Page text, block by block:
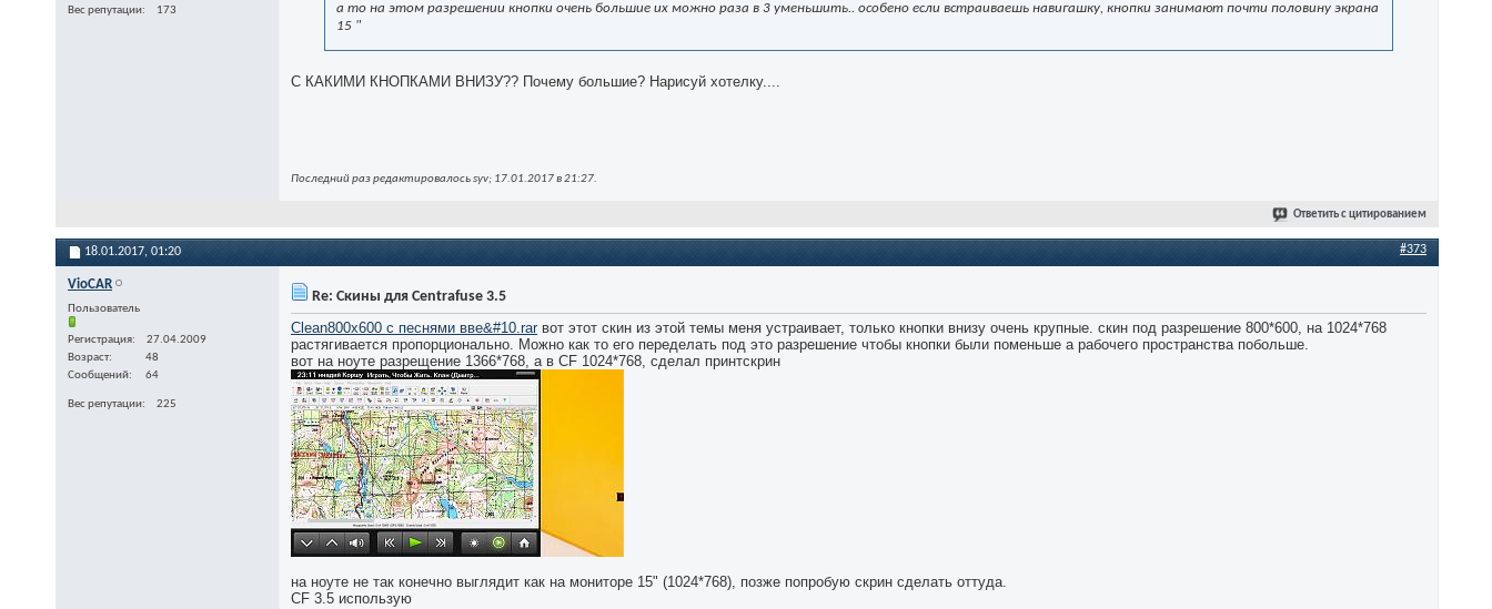
Вес репутации 173
а то на этом разрешении кнопки очень большие их можно раза в 3 уменьшить.. особено если встраиваешь навигашку, кнопки занимают почти половину экрана
15 "
С КАКИМИ КНОПКАМИ ВНИЗУ?? Почему большие? Нарисуй хотелку....
Последний раз редактировалось syv; 17.01.2017 в21:27.
Ответить с цитированием
18.01.2017, 01:20 #373
VioCAR
Пользователь
Регистрация
27.04.2009
Возраст
48
Сообщений
64
Вес репутации 225
Re: Скины для Centrafuse 3.5
Clean800x600 с песнями вве&#10.rar вот этот скин из этой темы меня устраивает, только кнопки внизу очень крупные. скин под разрешение 800*600, на 1024*768
растягивается пропорционально. Можно как то его переделать под это разрешение чтобы кнопки были поменьше а рабочего пространства побольше.
вот на ноуте разрещение 1366*768, а в CF 1024*768, сделал принтскрин
на ноуте не так конечно выглядит как на мониторе 15" (1024*768), позже попробую скрин сделать оттуда.
CF 3.5 использую